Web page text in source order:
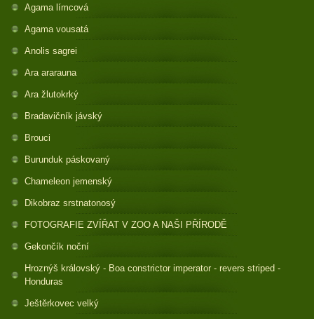
Agama límcová
Agama vousatá
Anolis sagrei
Ara ararauna
Ara žlutokrký
Bradavičník jávský
Brouci
Burunduk páskovaný
Chameleon jemenský
Dikobraz srstnatonosý
FOTOGRAFIE ZVÍŘAT V ZOO A NAŠI PŘÍRODĚ
Gekončík noční
Hroznýš královský - Boa constrictor imperator - revers striped -
Honduras
Ještěrkovec velký